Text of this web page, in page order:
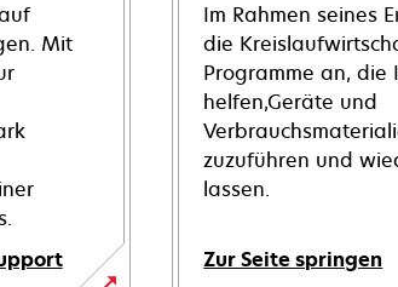
Mit
Im Rahmen seines
die
Programme an, die
helfen,Geräte und
zuzuführen und
lassen.
Zur Seite springen